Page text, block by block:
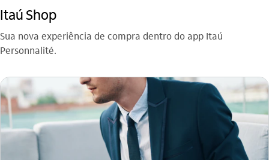
Itaú Shop
Sua nova experiência de compra dentro do app Itaú
Personnalité.